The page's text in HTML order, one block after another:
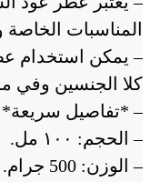
المناسبات الخاصة
– يمكن استخدام
كلا الجنسين وفي
– *تفاصيل سريعة*
– الحجم: ١٠٠ مل.
– الوزن: 500 جرام.